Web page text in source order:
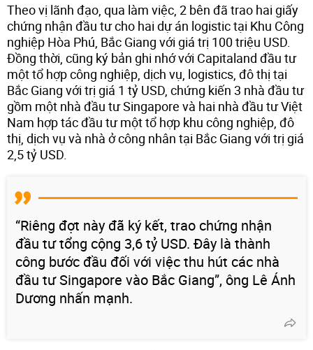
Theo vị lãnh đạo, qua làm việc, 2 bên đã trao hai giấy
chứng nhận đầu tư cho hai dự án logistic tại Khu Công
nghiệp Hòa Phú, Bắc Giang với giá trị 100 triệu USD.
Đồng thời, cũng ký bản ghi nhớ với Capitaland đầu tư
một tổ hợp công nghiệp, dịch vụ, logistics, đô thị tại
Bắc Giang với trị giá 1 tỷ USD, chứng kiến 3 nhà đầu tư
gồm một nhà đầu tư Singapore và hai nhà đầu tư Việt
Nam hợp tác đầu tư một tổ hợp khu công nghiệp, đô
thị, dịch vụ và nhà ở công nhân tại Bắc Giang với trị giá
2,5 tỷ USD.
“Riêng đợt này đã ký kết, trao chứng nhận
đầu tư tổng cộng 3,6 tỷ USD. Đây là thành
công bước đầu đối với việc thu hút các nhà
đầu tư Singapore vào Bắc Giang”, ông Lê Ánh
Dương nhấn mạnh.